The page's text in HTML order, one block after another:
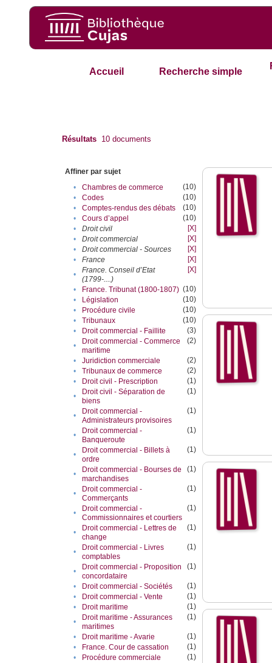
Accueil Recherche simple
Résultats 10 documents
Affiner par sujet
•
Chambres de commerce
(10)
•
Codes
(10)
•
Comptes-rendus des débats
(10)
•
Cours d’appel
(10)
•
Droit civil
[X]
•
Droit commercial
[X]
•
Droit commercial - Sources
[X]
•
France
[X]
•
France. Conseil d’Etat
(1799-....)
[X]
• France. Tribunat (1800-1807) (10)
•
Législation
(10)
•
Procédure civile
(10)
•
Tribunaux
(10)
•
Droit commercial - Faillite
(3)
•
Droit commercial - Commerce
maritime
(2)
• Juridiction commerciale
(2)
•
Tribunaux de commerce
(2)
•
Droit civil - Prescription
(1)
•
Droit civil - Séparation de
biens
(1)
•
Droit commercial -
Administrateurs provisoires
(1)
•
Droit commercial -
Banqueroute
(1)
•
Droit commercial - Billets à
ordre
(1)
•
Droit commercial - Bourses de
marchandises
(1)
•
Droit commercial -
Commerçants
(1)
•
Droit commercial -
Commissionnaires et courtiers
(1)
•
Droit commercial - Lettres de
change
(1)
•
Droit commercial - Livres
comptables
(1)
•
Droit commercial - Proposition
concordataire
(1)
• Droit commercial - Sociétés
(1)
•
Droit commercial - Vente
(1)
•
Droit maritime
(1)
•
Droit maritime - Assurances
maritimes
(1)
• Droit maritime - Avarie
(1)
•
France. Cour de cassation
(1)
•
Procédure commerciale
(1)